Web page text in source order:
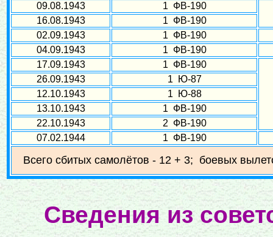
09.08.1943
1 ФВ-190
16.08.1943
1 ФВ-190
02.09.1943
1 ФВ-190
04.09.1943
1 ФВ-190
17.09.1943
1 ФВ-190
26.09.1943
1 Ю-87
12.10.1943
1 Ю-88
13.10.1943
1 ФВ-190
22.10.1943
2 ФВ-190
07.02.1944
1 ФВ-190
Всего сбитых самолётов - 12 + 3; боевых
Сведения из